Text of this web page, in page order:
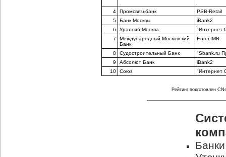
4 Промсвязьбанк
PSB-Retail
5
Банк Москвы
iBank2
6
Уралсиб-Москва
"Интернет
7
Международный Московский
Банк
Enter.IMB
8 Судостроительный Банк
"Sbank.ru
9
Абсолют Банк
iBank2
10
Союз "Интернет
Рейтинг подготовлен